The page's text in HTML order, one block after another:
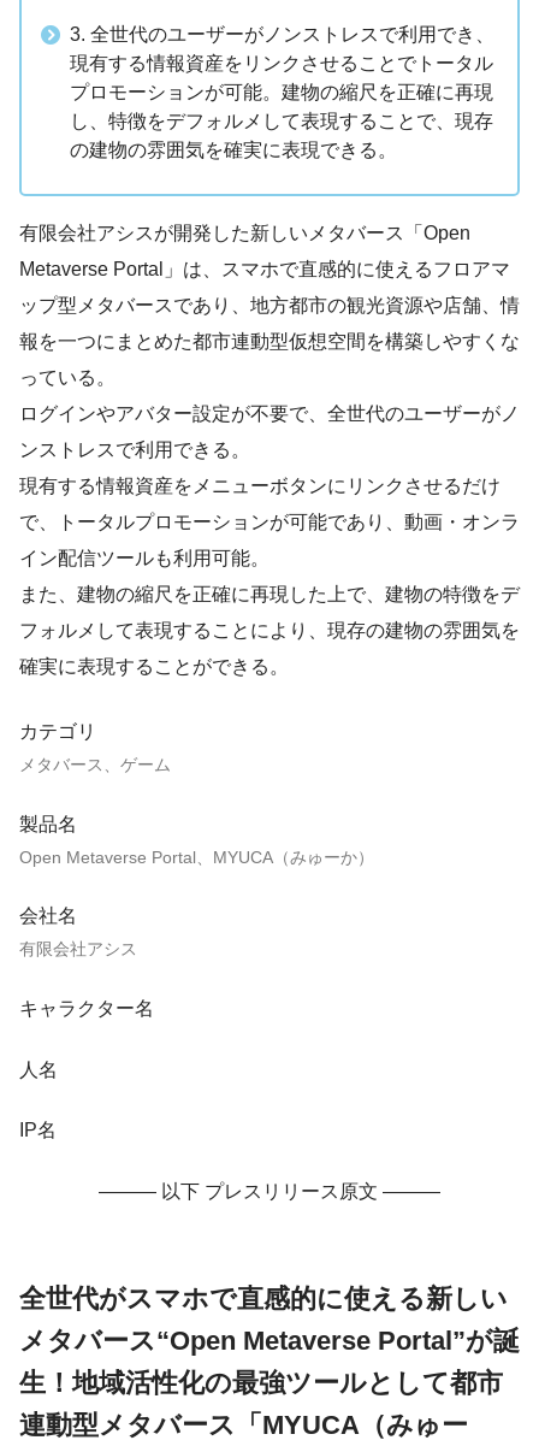
3. 全世代のユーザーがノンストレスで利用でき、
現有する情報資産をリンクさせることでトータル
プロモーションが可能。建物の縮尺を正確に再現
し、特徴をデフォルメして表現することで、現存
の建物の雰囲気を確実に表現できる。
有限会社アシスが開発した新しいメタバース「Open
Metaverse Portal」は、スマホで直感的に使えるフロアマ
ップ型メタバースであり、地方都市の観光資源や店舗、情
報を一つにまとめた都市連動型仮想空間を構築しやすくな
っている。
ログインやアバター設定が不要で、全世代のユーザーがノ
ンストレスで利用できる。
現有する情報資産をメニューボタンにリンクさせるだけ
で、トータルプロモーションが可能であり、動画・オンラ
イン配信ツールも利用可能。
また、建物の縮尺を正確に再現した上で、建物の特徴をデ
フォルメして表現することにより、現存の建物の雰囲気を
確実に表現することができる。
カテゴリ
メタバース、ゲーム
製品名
Open Metaverse Portal、MYUCA（みゅーか）
会社名
有限会社アシス
キャラクター名
人名
IP名
——— 以下 プレスリリース原文 ———
全世代がスマホで直感的に使える新しい
メタバース“Open Metaverse Portal”が誕
生！地域活性化の最強ツールとして都市
連動型メタバース「MYUCA（みゅー